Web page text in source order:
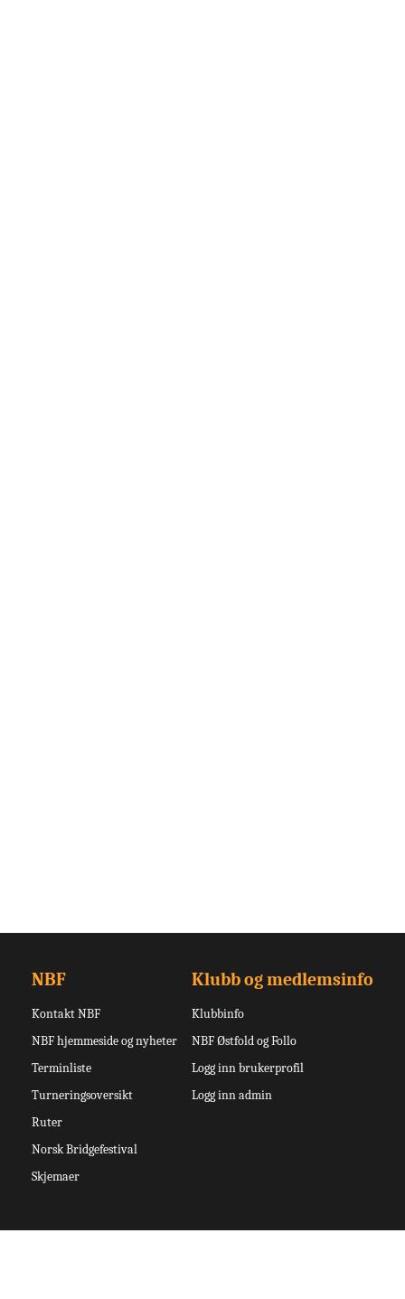
NBF
Kontakt NBF
NBF hjemmeside og nyheter
Terminliste
Turneringsoversikt
Ruter
Norsk Bridgefestival
Skjemaer
Klubb og medlemsinfo
Klubbinfo
NBF Østfold og Follo
Logg inn brukerprofil
Logg inn admin